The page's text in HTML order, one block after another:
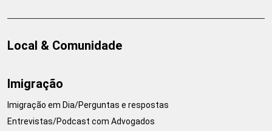
Local & Comunidade
Imigração
Imigração em Dia/Perguntas e respostas
Entrevistas/Podcast com Advogados